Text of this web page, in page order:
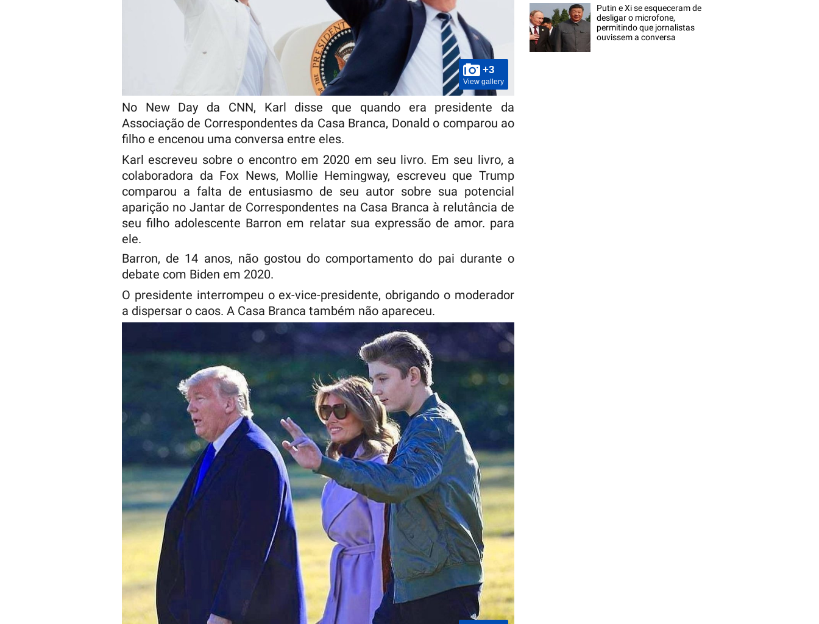
+3
View gallery
No New Day da CNN, Karl disse que quando era presidente da
Associação de Correspondentes da Casa Branca, Donald o comparou ao
filho e encenou uma conversa entre eles.
Karl escreveu sobre o encontro em 2020 em seu livro. Em seu livro, a
colaboradora da Fox News, Mollie Hemingway, escreveu que Trump
comparou a falta de entusiasmo de seu autor sobre sua potencial
aparição no Jantar de Correspondentes na Casa Branca à relutância de
seu filho adolescente Barron em relatar sua expressão de amor. para
ele.
Barron, de 14 anos, não gostou do comportamento do pai durante o
debate com Biden em 2020.
O presidente interrompeu o ex-vice-presidente, obrigando o moderador
a dispersar o caos. A Casa Branca também não apareceu.
Putin e Xi se esqueceram de
desligar o microfone,
permitindo que jornalistas
ouvissem a conversa